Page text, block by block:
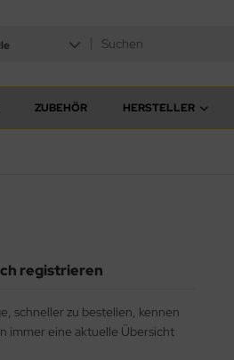
ZUBEHÖR HERSTELLER
registrieren
schneller zu bestellen, kennen
immer eine aktuelle Übersicht